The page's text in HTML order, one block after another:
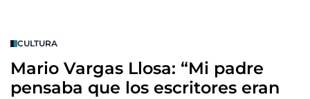
CULTURA
Mario Vargas Llosa: “Mi padre
pensaba que los escritores eran